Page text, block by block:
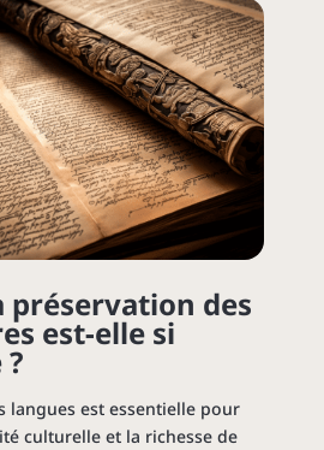
préservation des
est-elle si
langues est essentielle pour
culturelle et la richesse de